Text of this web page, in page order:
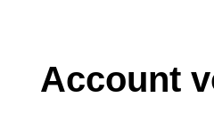
Account